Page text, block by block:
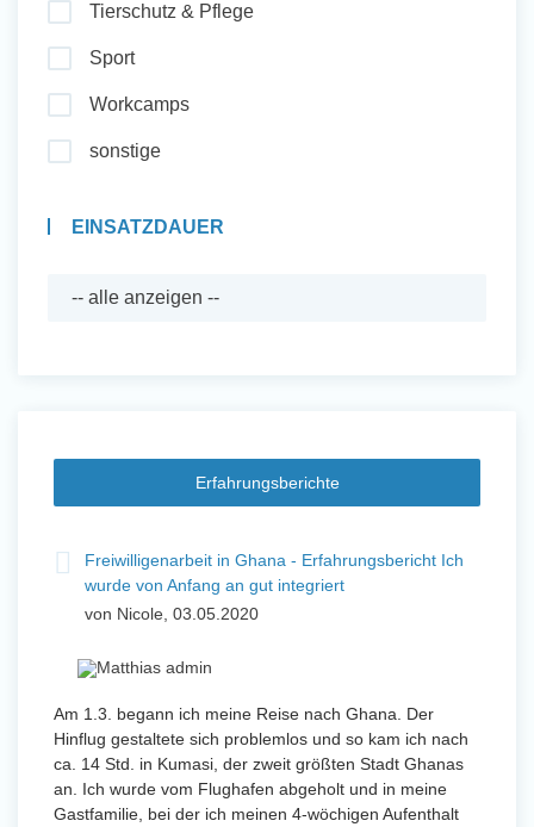
Tierschutz & Pflege
Sport
Workcamps
sonstige
EINSATZDAUER
Erfahrungsberichte
Freiwilligenarbeit in Ghana - Erfahrungsbericht Ich
wurde von Anfang an gut integriert
von Nicole, 03.05.2020
Am 1.3. begann ich meine Reise nach Ghana. Der
Hinflug gestaltete sich problemlos und so kam ich nach
ca. 14 Std. in Kumasi, der zweit größten Stadt Ghanas
an. Ich wurde vom Flughafen abgeholt und in meine
Gastfamilie, bei der ich meinen 4-wöchigen Aufenthalt